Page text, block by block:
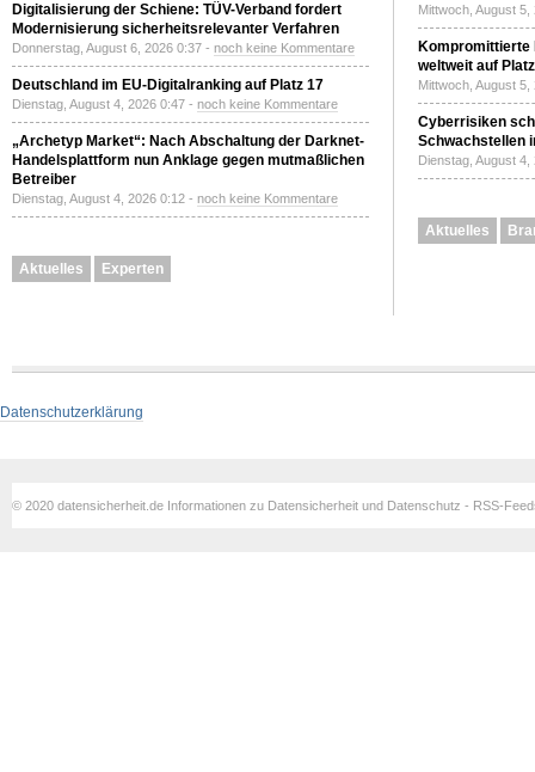
Digitalisierung der Schiene: TÜV-Verband fordert
Modernisierung sicherheitsrelevanter Verfahren
Donnerstag, August 6, 2026 0:37 - noch keine Kommentare
Deutschland im EU-Digitalranking auf Platz 17
Dienstag, August 4, 2026 0:47 - noch keine Kommentare
„Archetyp Market“: Nach Abschaltung der Darknet-
Handelsplattform nun Anklage gegen mutmaßlichen
Betreiber
Dienstag, August 4, 2026 0:12 - noch keine Kommentare
Aktuelles Experten
Mittwoch, August
Kompromittierte
weltweit auf
Mittwoch, August
Cyberrisiken
Schwachstellen
Dienstag, August
Aktuelles
Datenschutzerklärung
© 2020 datensicherheit.de Informationen zu Datensicherheit und Datenschutz - RSS-